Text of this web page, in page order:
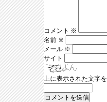
コメント ※
名前 ※
メール ※
サイト
上に表示された文字